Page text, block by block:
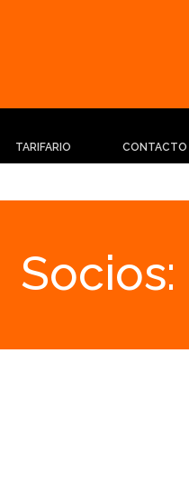
TARIFARIO CONTACTO
Socios: